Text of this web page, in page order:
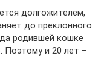
долгожителем,
до преклонного
родившей кошке
Поэтому и 20 лет –